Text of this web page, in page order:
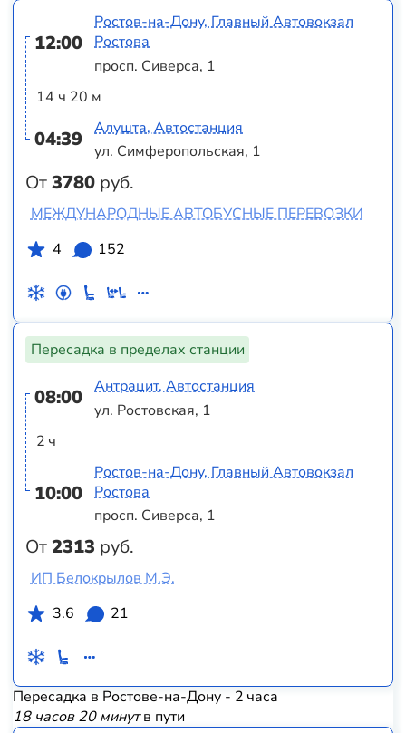
12:00
14 ч 20 м
04:39
От3780 руб.
Ростов-на-Дону, Главный Автовокзал
Ростова
просп. Сиверса, 1
Алушта, Автостанция
ул. Симферопольская, 1
МЕЖДУНАРОДНЫЕ АВТОБУСНЫЕ ПЕРЕВОЗКИ
4
152
Пересадка в пределах станции
08:00
2 ч
10:00
От2313 руб.
Антрацит, Автостанция
ул. Ростовская, 1
Ростов-на-Дону, Главный Автовокзал
Ростова
просп. Сиверса, 1
ИП Белокрылов М.Э.
3.6
21
Пересадка в Ростове-на-Дону - 2 часа
18 часов 20 минутв пути